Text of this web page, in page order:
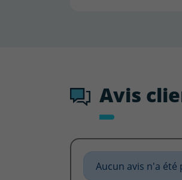
Avis
Aucun avis n'a